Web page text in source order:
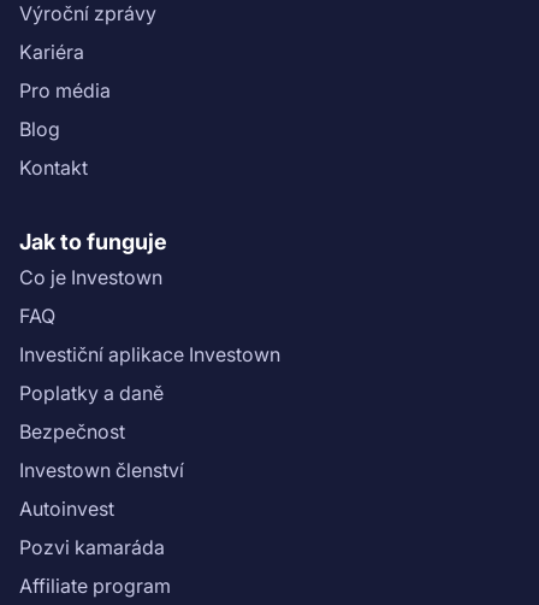
Výroční zprávy
Kariéra
Pro média
Blog
Kontakt
Jak to funguje
Co je Investown
FAQ
Investiční aplikace Investown
Poplatky a daně
Bezpečnost
Investown členství
Autoinvest
Pozvi kamaráda
Affiliate program